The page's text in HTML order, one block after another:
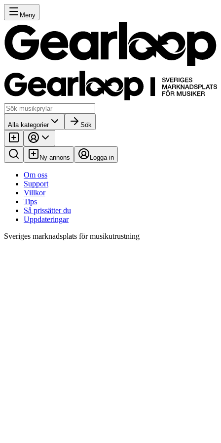
Meny
Alla kategorier Sök
Ny annons Logga in
Om oss
Support
Villkor
Tips
Så prissätter du
Uppdateringar
Sveriges marknadsplats för musikutrustning